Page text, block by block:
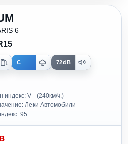
6
C 72dB
индекс: V - (240км/ч.)
Леки Автомобили
95